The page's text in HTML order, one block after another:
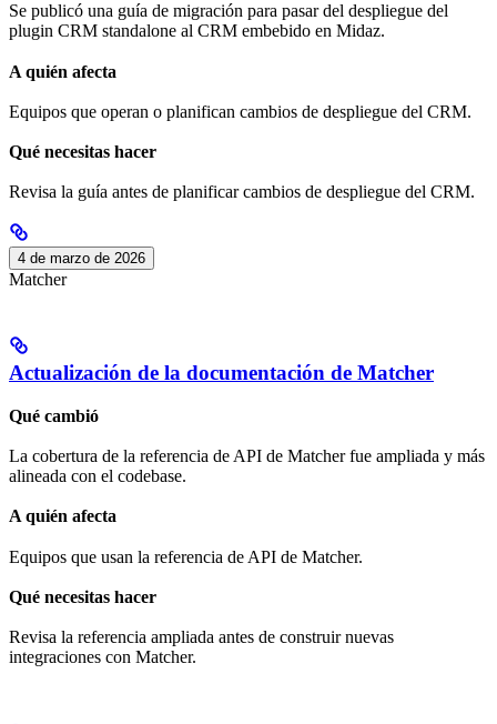
Se publicó una guía de migración para pasar del despliegue del
plugin CRM standalone al CRM embebido en Midaz.
A quién afecta
Equipos que operan o planifican cambios de despliegue del CRM.
Qué necesitas hacer
Revisa la guía antes de planificar cambios de despliegue del CRM.
4 de marzo de 2026
Matcher
Actualización de la documentación de Matcher
Qué cambió
La cobertura de la referencia de API de Matcher fue ampliada y más
alineada con el codebase.
A quién afecta
Equipos que usan la referencia de API de Matcher.
Qué necesitas hacer
Revisa la referencia ampliada antes de construir nuevas
integraciones con Matcher.